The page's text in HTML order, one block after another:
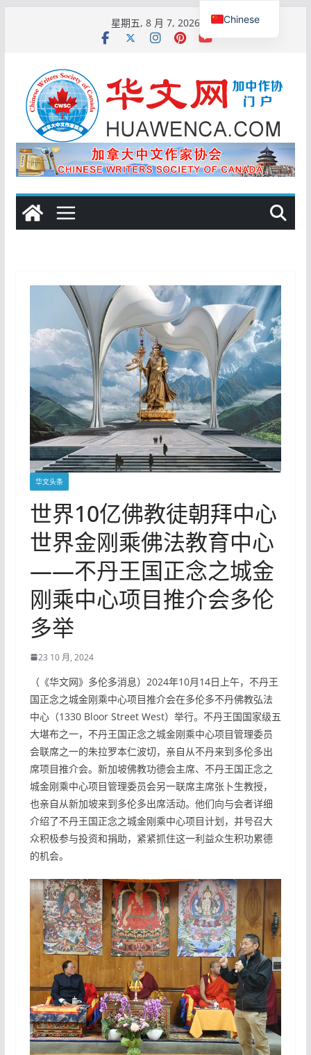
星期五, 8 月 7, 2026
华文头条
世界10亿佛教徒朝拜中心
世界金刚乘佛法教育中心
——不丹王国正念之城金
刚乘中心项目推介会多伦
多举
23 10 月, 2024
（《华文网》多伦多消息）2024年10月14日上午，不丹王
国正念之城金刚乘中心项目推介会在多伦多不丹佛教弘法
中心（1330 Bloor Street West）举行。不丹王国国家级五
大堪布之一，不丹王国正念之城金刚乘中心项目管理委员
会联席之一的朱拉罗本仁波切，亲自从不丹来到多伦多出
席项目推介会。新加坡佛教功德会主席、不丹王国正念之
城金刚乘中心项目管理委员会另一联席主席张卜生教授，
也亲自从新加坡来到多伦多出席活动。他们向与会者详细
介绍了不丹王国正念之城金刚乘中心项目计划，并号召大
众积极参与投资和捐助，紧紧抓住这一利益众生积功累德
的机会。
Chinese